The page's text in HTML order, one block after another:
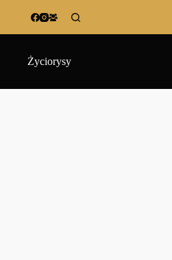
Życiorysy